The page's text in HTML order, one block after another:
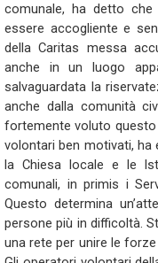
comunale, ha detto
essere accogliente e
della Caritas messa
anche in un luogo
salvaguardata la
anche dalla comunità
fortemente voluto questo
volontari ben motivati, ha
la Chiesa locale e le
comunali, in primis i
Questo determina
persone più in difficoltà.
una rete per unire le